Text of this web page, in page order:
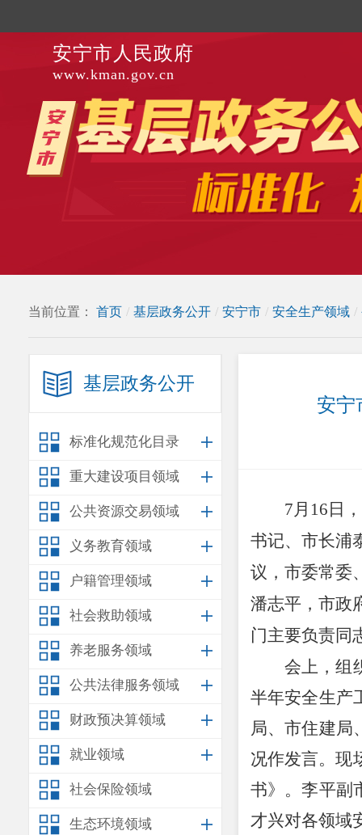
安宁市人民政府
www.kman.gov.cn
当前位置： 首页 / 基层政务公开 / 安宁市 / 安全生产领域 /
基层政务公开
标准化规范化目录
重大建设项目领域
公共资源交易领域
义务教育领域
户籍管理领域
社会救助领域
养老服务领域
公共法律服务领域
财政预决算领域
就业领域
社会保险领域
生态环境领域
安宁
7月 16 日
书记、市长浦
议， 市委常委
潘志平， 市政
门主要负责同
会上，组
半年安全生产
局、市住建局
况作发言。现
书》。李平副
才兴对各领域